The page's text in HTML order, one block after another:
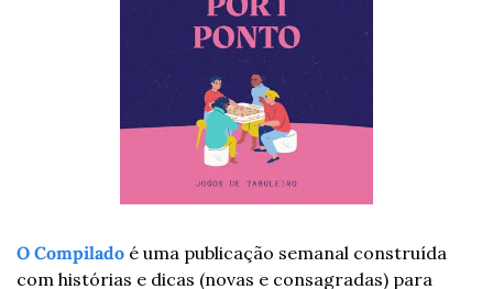
O Compilado é uma publicação semanal construída
com histórias e dicas (novas e consagradas) para